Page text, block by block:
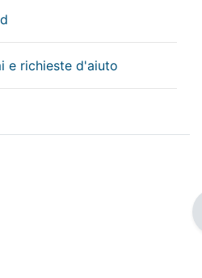
e richieste d'aiuto